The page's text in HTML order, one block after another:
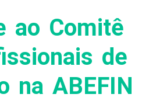
ao Comitê
de
na ABEFIN